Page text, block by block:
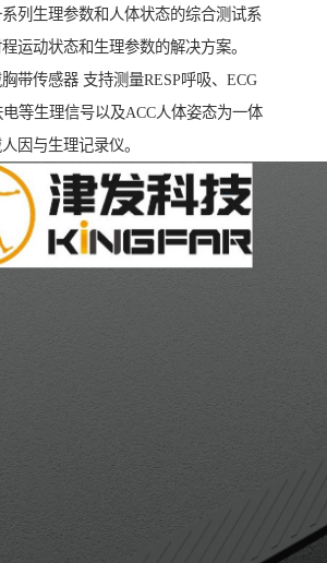
列生理参数和人体状态的综合测试系
运动状态和生理参数的解决方案。
带传感器 支持测量RESP呼吸、ECG
等生理信号以及ACC人体姿态为一体
因与生理记录仪。